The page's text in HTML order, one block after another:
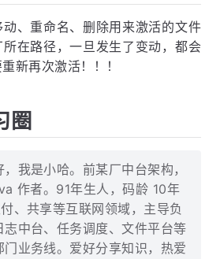
、重命名、删除用来激活的文件
在路径，一旦发生了变动，都会
新再次激活！！！
圈
，我是小哈。前某厂中台架构，
作者。91年生人，码龄 10年
、共享等互联网领域，主导负
中台、任务调度、文件平台等
业务线。爱好分享知识，热爱